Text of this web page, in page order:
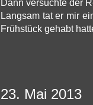
Dann versuchte der
Langsam tat er mir
Frühstück gehabt
23. Mai 2013